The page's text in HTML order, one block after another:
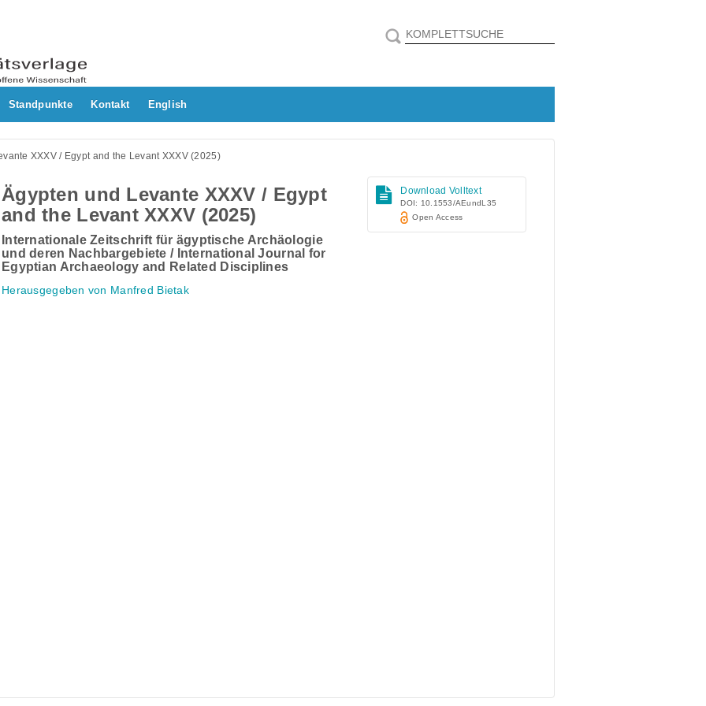
Standpunkte Kontakt English
XXXV / Egypt and the Levant XXXV (2025)
Ägypten und Levante XXXV / Egypt
and the Levant XXXV (2025)
Internationale Zeitschrift für ägyptische Archäologie
und deren Nachbargebiete / International Journal for
Egyptian Archaeology and Related Disciplines
Herausgegeben von Manfred Bietak
Download Volltext
DOI: 10.1553/AEundL35
Open Access